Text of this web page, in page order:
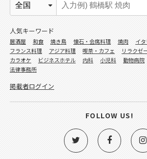
人気キーワード
居酒屋 和食 焼き鳥 懐石・会席料理 焼肉
イ
フランス料理
アジア料理 喫茶・カフェ リラクゼ
カラオケ
ビジネスホテル 内科 小児科 動物病院
法律事務所
掲載者ログイン
FOLLOW US!